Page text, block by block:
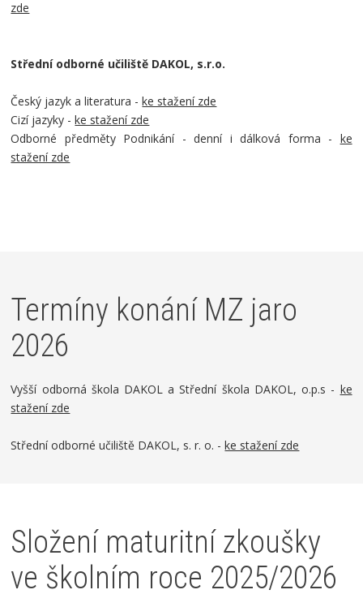
zde
Střední odborné učiliště DAKOL, s.r.o.
Český jazyk a literatura - ke stažení zde
Cizí jazyky - ke stažení zde
Odborné předměty Podnikání - denní i dálková forma - ke
stažení zde
Termíny konání MZ jaro
2026
Vyšší odborná škola DAKOL a Střední škola DAKOL, o.p.s - ke
stažení zde
Střední odborné učiliště DAKOL, s. r. o. -ke stažení zde
Složení maturitní zkoušky
ve školním roce 2025/2026